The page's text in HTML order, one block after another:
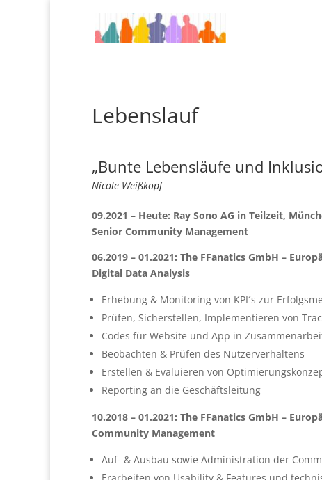
Lebenslauf
„Bunte Lebensläufe und
Nicole Weißkopf
09.2021 – Heute: Ray Sono AG in Teilzeit,
Senior Community Management
06.2019 – 01.2021: The FFanatics GmbH –
Digital Data Analysis
Erhebung & Monitoring von KPI´s zur
Prüfen, Sicherstellen, Implementieren von
Codes für Website und App in
Beobachten & Prüfen des Nutzerverhaltens
Erstellen & Evaluieren von
Reporting an die Geschäftsleitung
10.2018 – 01.2021: The FFanatics GmbH –
Community Management
Auf- & Ausbau sowie Administration der